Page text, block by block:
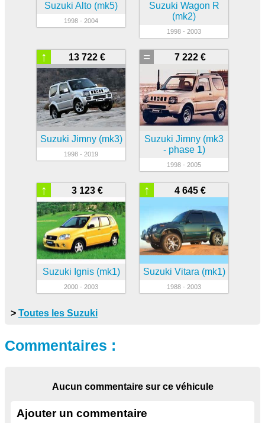
Suzuki Alto (mk5)
1998 - 2004
Suzuki Wagon R
(mk2)
1998 - 2003
13 722 €
↑
Suzuki Jimny (mk3)
1998 - 2019
7 222 €
=
Suzuki Jimny (mk3
- phase 1)
1998 - 2005
3 123 €
↑
Suzuki Ignis (mk1)
2000 - 2003
4 645 €
↑
Suzuki Vitara (mk1)
1988 - 2003
> Toutes les Suzuki
Commentaires :
Aucun commentaire sur ce véhicule
Ajouter un commentaire